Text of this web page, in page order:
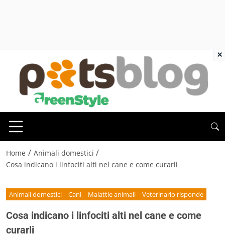
Home / Animali domestici /
Cosa indicano i linfociti alti nel cane e come curarli
Animali domestici Cani Malattie animali Veterinario risponde
Cosa indicano i linfociti alti nel cane e come
curarli
×